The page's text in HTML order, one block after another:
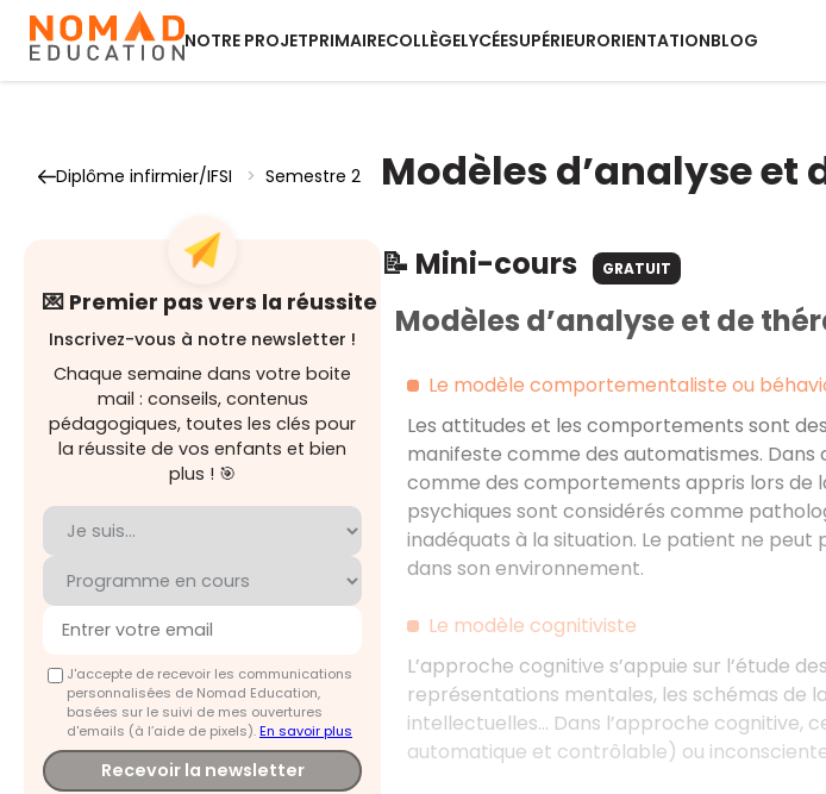
NOTRE PROJETPRIMAIRECOLLÈGELYCÉESUPÉRIEURORIENTATIONBLOG
Diplôme infirmier/IFSI > Semestre 2
💌 Premier pas vers la réussite
Inscrivez-vous à notre newsletter !
Chaque semaine dans votre boite
mail : conseils, contenus
pédagogiques, toutes les clés pour
la réussite de vos enfants et bien
plus ! 🎯
J'accepte de recevoir les communications
personnalisées de Nomad Education,
basées sur le suivi de mes ouvertures
d'emails (à l’aide de pixels).En savoir plus
Recevoir la newsletter
Modèles d’analyse
📝 Mini-cours GRATUIT
Modèles d’analyse et de
Le modèle comportementaliste ou
Les attitudes et les comportements sont
manifeste comme des automatismes.
comme des comportements appris lors de
psychiques sont considérés comme
inadéquats à la situation. Le patient ne peut
dans son environnement.
Le modèle cognitiviste
L’approche cognitive s’appuie sur l’étude
représentations mentales, les schémas de
intellectuelles… Dans l’approche cognitive,
automatique et contrôlable) ou